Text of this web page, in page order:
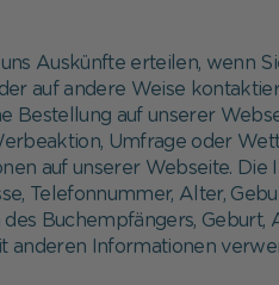
Auskünfte erteilen, wenn
auf andere Weise
Bestellung auf unserer
Umfrage oder
auf unserer Webseite.
Telefonnummer, Alter,
Buchempfängers, Geburt,
anderen Informationen